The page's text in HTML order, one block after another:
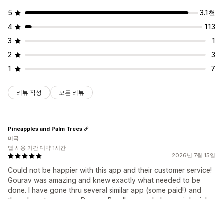
5
3.1천
4
113
3
1
2
3
1
7
리뷰 작성 모든 리뷰
2026년 7월 15일
Could not be happier with this app and their customer service!
Gourav was amazing and knew exactly what needed to be
done. I have gone thru several similar app (some paid!) and
Pineapples and Palm Trees
미국
앱 사용 기간 대략 1시간